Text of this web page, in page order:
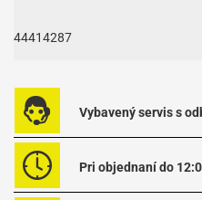
44414287
Vybavený servis s
Pri objednaní do